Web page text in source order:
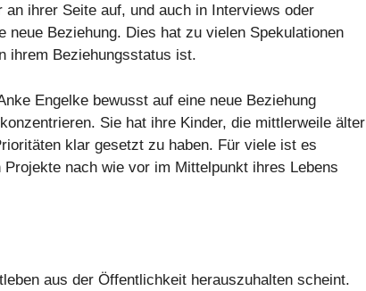
ihrer Seite auf, und auch in Interviews oder
Beziehung. Dies hat zu vielen Spekulationen
ihrem Beziehungsstatus ist.
Engelke bewusst auf eine neue Beziehung
Sie hat ihre Kinder, die mittlerweile älter
klar gesetzt zu haben. Für viele ist es
nach wie vor im Mittelpunkt ihres Lebens
aus der Öffentlichkeit herauszuhalten scheint.